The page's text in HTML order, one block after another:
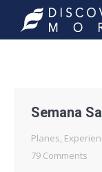
Semana
Planes,
79 Comments